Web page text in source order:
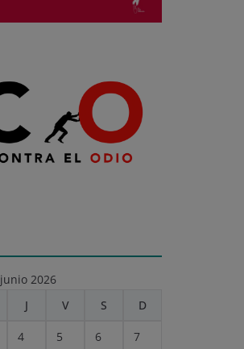
junio 2026
J V S D
4 5 6 7